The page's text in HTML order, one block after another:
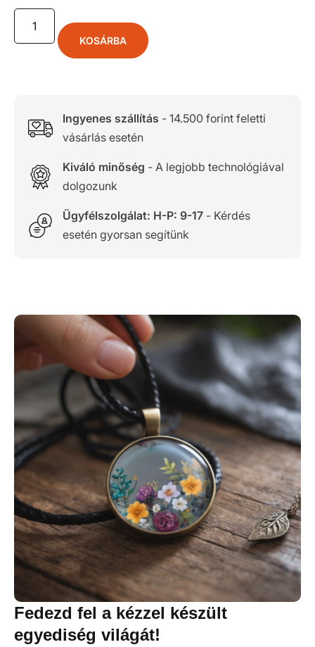
KOSÁRBA
Ingyenes szállítás - 14.500 forint feletti
vásárlás esetén
Kiváló minőség - A legjobb technológiával
dolgozunk
Ügyfélszolgálat: H-P: 9-17- Kérdés
esetén gyorsan segítünk
Fedezd fel a kézzel készült
egyediség világát!